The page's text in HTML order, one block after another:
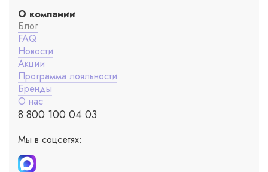
О компании
Блог
FAQ
Новости
Акции
Программа лояльности
Бренды
О нас
8 800 100 04 03
Мы в соцсетях: